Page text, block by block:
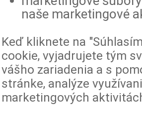
naše marketingové
Keď kliknete na
cookie, vyjadrujete tým
vášho zariadenia a s
stránke, analýze
marketingových